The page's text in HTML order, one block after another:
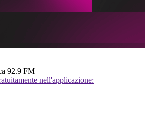
92.9 FM
nell'applicazione: